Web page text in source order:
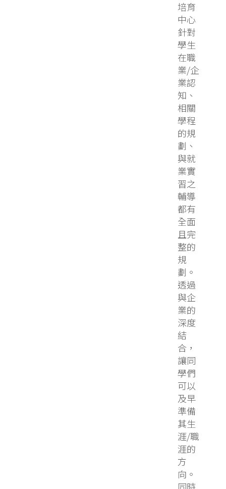
培育
中心
針對
學生
在職
業/企
業認
知、
相關
學程
的規
劃、
與就
業實
習之
輔導
都有
全面
且完
整的
規
劃。
透過
與企
業的
深度
結
合，
讓同
學們
可以
及早
準備
其生
涯/職
涯的
方
向。